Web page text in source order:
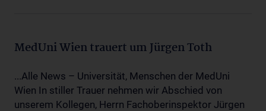
MedUni Wien trauert um Jürgen Toth
...Alle News – Universität, Menschen der MedUni
Wien In stiller Trauer nehmen wir Abschied von
unserem Kollegen, Herrn Fachoberinspektor Jürgen